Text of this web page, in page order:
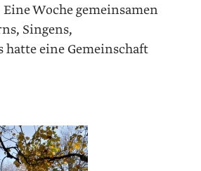
Woche gemeinsamen
Singens,
hatte eine Gemeinschaft